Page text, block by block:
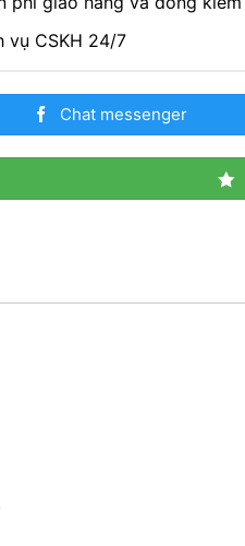
vụ CSKH 24/7
Chat messenger